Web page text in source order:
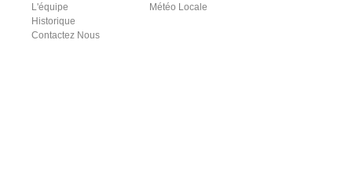
L'équipe
Historique
Contactez Nous
Météo Locale